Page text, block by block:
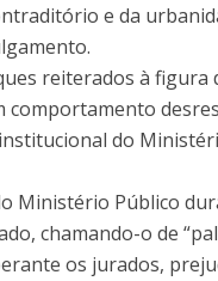
e da
reiterados à
do
Ministério Público
chamando-o de
os jurados,